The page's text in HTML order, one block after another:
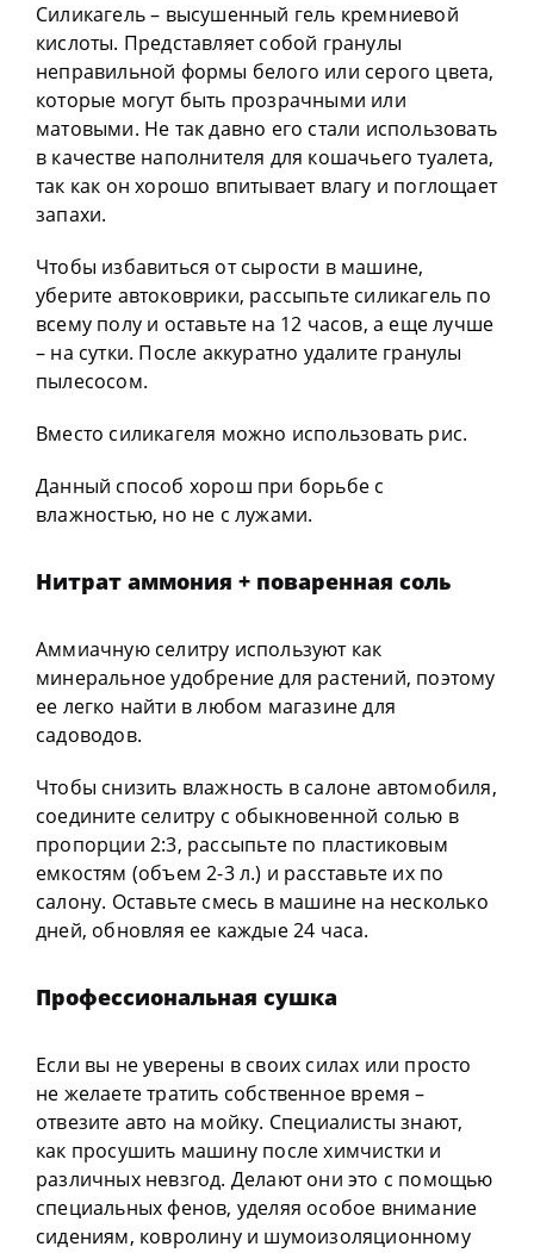
Силикагель – высушенный гель кремниевой
кислоты. Представляет собой гранулы
неправильной формы белого или серого цвета,
которые могут быть прозрачными или
матовыми. Не так давно его стали использовать
в качестве наполнителя для кошачьего туалета,
так как он хорошо впитывает влагу и поглощает
запахи.
Чтобы избавиться от сырости в машине,
уберите автоковрики, рассыпьте силикагель по
всему полу и оставьте на 12 часов, а еще лучше
– на сутки. После аккуратно удалите гранулы
пылесосом.
Вместо силикагеля можно использовать рис.
Данный способ хорош при борьбе с
влажностью, но не с лужами.
Нитрат аммония + поваренная соль
Аммиачную селитру используют как
минеральное удобрение для растений, поэтому
ее легко найти в любом магазине для
садоводов.
Чтобы снизить влажность в салоне автомобиля,
соедините селитру с обыкновенной солью в
пропорции 2:3, рассыпьте по пластиковым
емкостям (объем 2-3 л.) и расставьте их по
салону. Оставьте смесь в машине на несколько
дней, обновляя ее каждые 24 часа.
Профессиональная сушка
Если вы не уверены в своих силах или просто
не желаете тратить собственное время –
отвезите авто на мойку. Специалисты знают,
как просушить машину после химчистки и
различных невзгод. Делают они это с помощью
специальных фенов, уделяя особое внимание
сидениям, ковролину и шумоизоляционному